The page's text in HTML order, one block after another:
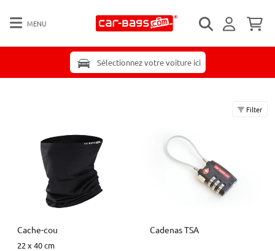
MENU
Sélectionnez votre voiture ici
Filter
Cache-cou
22 x 40 cm
Cadenas TSA